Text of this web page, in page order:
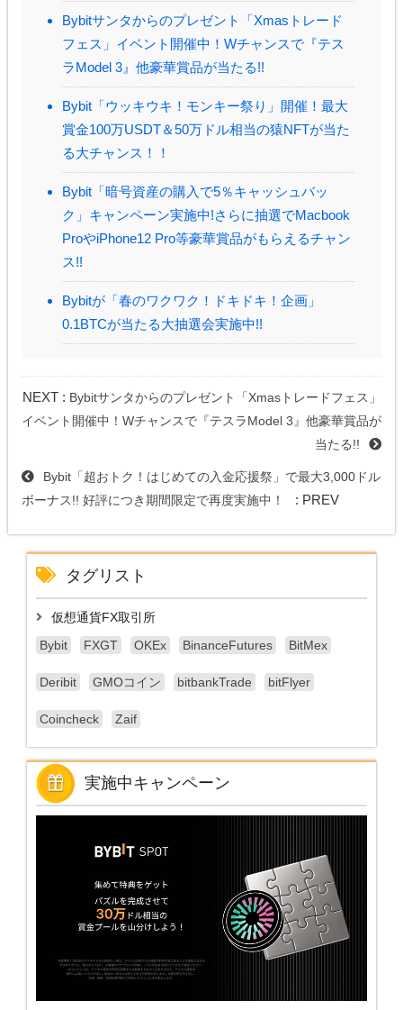
Bybitサンタからのプレゼント「Xmasトレード
フェス」イベント開催中！Wチャンスで『テス
ラModel 3』他豪華賞品が当たる!!
Bybit「ウッキウキ！モンキー祭り」開催！最大
賞金100万USDT＆50万ドル相当の猿NFTが当た
る大チャンス！！
Bybit「暗号資産の購入で5％キャッシュバッ
ク」キャンペーン実施中!さらに抽選でMacbook
ProやiPhone12 Pro等豪華賞品がもらえるチャン
ス!!
Bybitが「春のワクワク！ドキドキ！企画」
0.1BTCが当たる大抽選会実施中!!
NEXT : Bybitサンタからのプレゼント「Xmasトレードフェス」
イベント開催中！Wチャンスで『テスラModel 3』他豪華賞品が
当たる!!
Bybit「超おトク！はじめての入金応援祭」で最大3,000ドル
ボーナス!! 好評につき期間限定で再度実施中！
: PREV
タグリスト
仮想通貨FX取引所
Bybit
FXGT OKEx BinanceFutures BitMex
Deribit GMOコイン bitbankTrade bitFlyer
Coincheck Zaif
実施中キャンペーン